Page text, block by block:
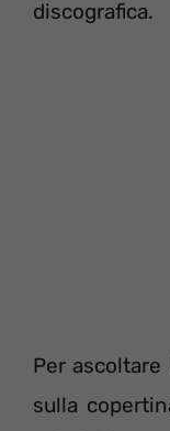
discografica.
Per
sulla